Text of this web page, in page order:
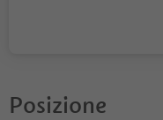
Posizione